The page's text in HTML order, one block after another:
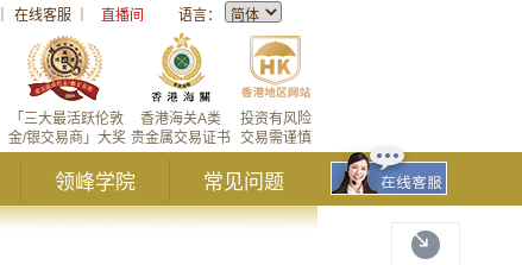
在线客服 直播间 语言：
投资有风险
交易需谨慎
香港海关A类
贵金属交易证书
「三大最活跃伦敦
金/银交易商」大奖
领峰学院 常见问题